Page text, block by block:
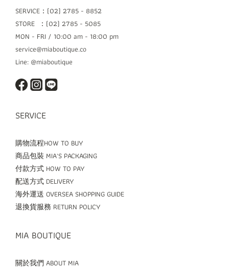
SERVICE：(02) 2785 - 8852
STORE ：(02) 2785 - 5085
MON - FRI / 10:00 am - 18:00 pm
service@miaboutique.co
Line: @miaboutique
SERVICE
購物流程HOW TO BUY
商品包裝 MIA'S PACKAGING
付款方式 HOW TO PAY
配送方式 DELIVERY
海外運送 OVERSEA SHOPPING GUIDE
退換貨服務 RETURN POLICY
MIA BOUTIQUE
關於我們 ABOUT MIA